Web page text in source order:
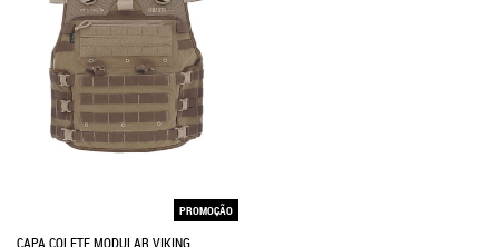
PROMOÇÃO
CAPA COLETE MODULAR VIKING